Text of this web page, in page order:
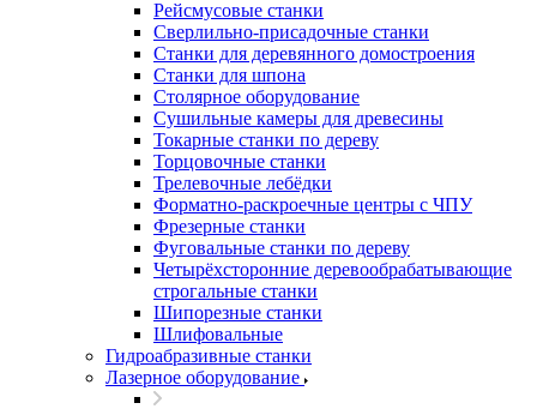
Рейсмусовые станки
Сверлильно-присадочные станки
Станки для деревянного домостроения
Станки для шпона
Столярное оборудование
Сушильные камеры для древесины
Токарные станки по дереву
Торцовочные станки
Трелевочные лебёдки
Форматно-раскроечные центры с ЧПУ
Фрезерные станки
Фуговальные станки по дереву
Четырёхсторонние деревообрабатывающие
строгальные станки
Шипорезные станки
Шлифовальные
Гидроабразивные станки
Лазерное оборудование